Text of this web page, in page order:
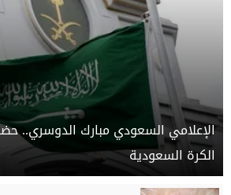
الإعلامي السعودي مبارك الدوسري..
الكرة السعودية